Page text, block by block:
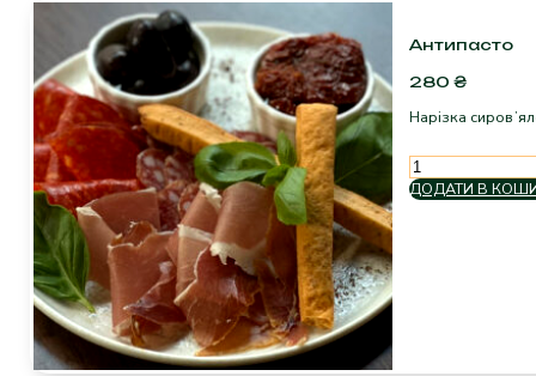
Антипасто
280₴
Нарізка
Антипасто
кількість
ДОДАТИ В